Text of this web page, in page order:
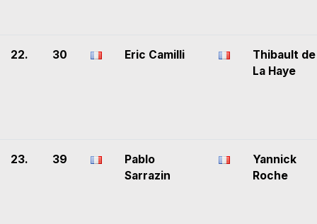
22. 30 Eric Camilli
Thibault de
La Haye
23. 39
Pablo
Sarrazin
Yannick
Roche